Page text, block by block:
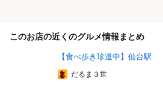
このお店の近くのグルメ情報まとめ
【食べ歩き珍道中】仙台駅
だるま３世